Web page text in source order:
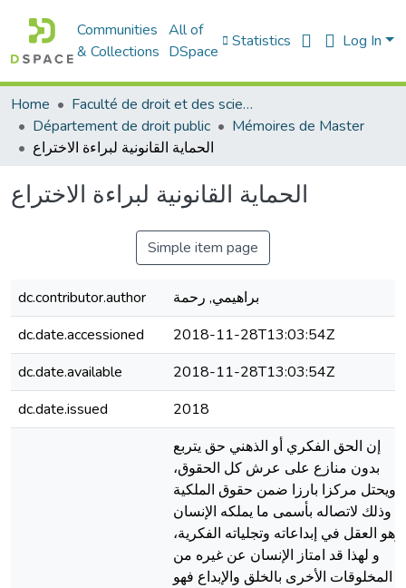
Communities
& Collections
All of
DSpace
Statistics Log In
Home
Faculté de droit et des sciences politiques
Département de droit public
Mémoires de Master
الحماية القانونية لبراءة الاختراع
الحماية القانونية لبراءة الاختراع
Simple item page
dc.contributor.author
براهيمي, رحمة
dc.date.accessioned
2018-11-28T13:03:54Z
dc.date.available
2018-11-28T13:03:54Z
dc.date.issued
2018
إن الحق الفكري أو الذهني حق يتربع
بدون منازع على عرش كل الحقوق،
ويحتل مركزا بارزا ضمن حقوق الملكية
وذلك لاتصاله بأسمى ما يملكه الإنسان
وهو العقل في إبداعاته وتجلياته الفكرية،
و لهذا قد امتاز الإنسان عن غيره من
المخلوقات الأخرى بالخلق والإبداع فهو